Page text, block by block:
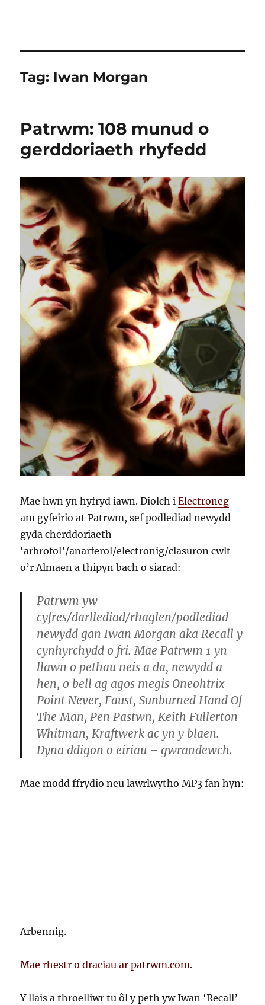
Tag: Iwan Morgan
Patrwm: 108 munud o
gerddoriaeth rhyfedd
Mae hwn yn hyfryd iawn. Diolch iElectroneg
am gyfeirio at Patrwm, sef podlediad newydd
gyda cherddoriaeth
‘arbrofol’/anarferol/electronig/clasuron cwlt
o’r Almaen a thipyn bach o siarad:
Patrwm yw
cyfres/darllediad/rhaglen/podlediad
newydd gan Iwan Morgan aka Recall y
cynhyrchydd o fri. Mae Patrwm 1 yn
llawn o pethau neis a da, newydd a
hen, o bell ag agos megis Oneohtrix
Point Never, Faust, Sunburned Hand Of
The Man, Pen Pastwn, Keith Fullerton
Whitman, Kraftwerk ac yn y blaen.
Dyna ddigon o eiriau – gwrandewch.
Mae modd ffrydio neu lawrlwytho MP3 fan hyn:
Arbennig.
Mae rhestr o draciau ar patrwm.com.
Y llais a throelliwr tu ôl y peth yw Iwan ‘Recall’